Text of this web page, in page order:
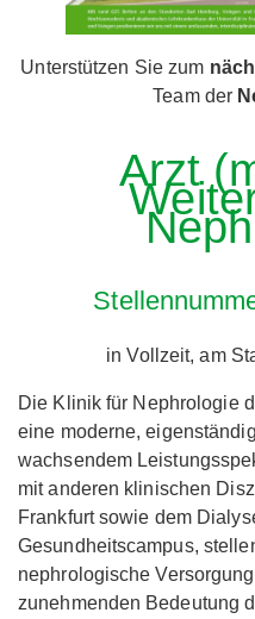
Unterstützen Sie zum
Team der
Arzt
in Vollzeit, am
Die Klinik für Nephrologie
eine moderne,
wachsendem
mit anderen klinischen
Frankfurt sowie dem
Gesundheitscampus,
nephrologische
zunehmenden Bedeutung